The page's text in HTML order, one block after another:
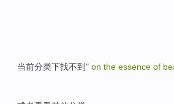
当前分类下找不到" on the essence of